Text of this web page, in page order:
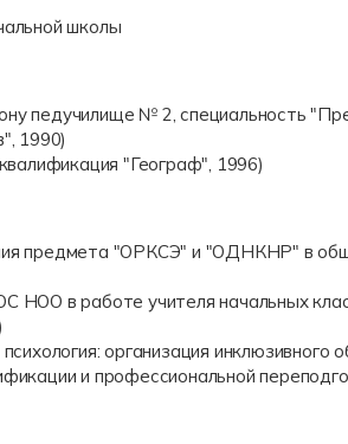
школы
педучилище № 2, специальность
1990)
"Географ", 1996)
предмета "ОРКСЭ" и "ОДНКНР" в
НОО в работе учителя начальных
организация
и профессиональной